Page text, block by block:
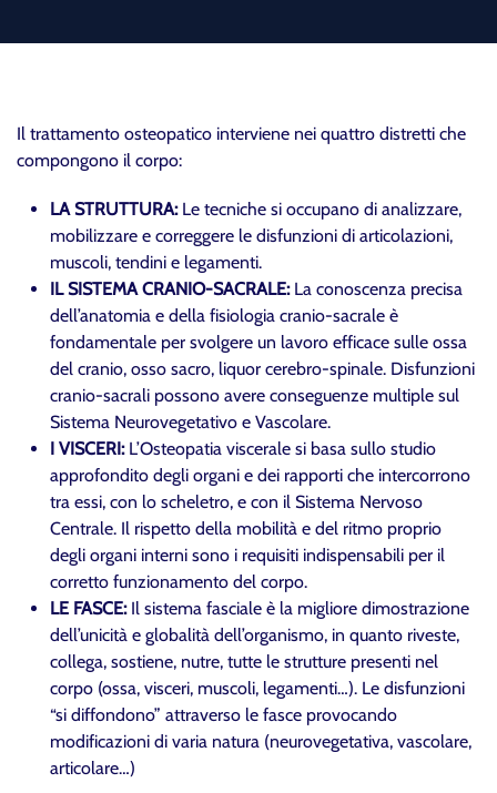
Il trattamento osteopatico interviene nei quattro distretti che
compongono il corpo:
LA STRUTTURA:Le tecniche si occupano di analizzare,
mobilizzare e correggere le disfunzioni di articolazioni,
muscoli, tendini e legamenti.
IL SISTEMA CRANIO-SACRALE:La conoscenza precisa
dell’anatomia e della fisiologia cranio-sacrale è
fondamentale per svolgere un lavoro efficace sulle ossa
del cranio, osso sacro, liquor cerebro-spinale. Disfunzioni
cranio-sacrali possono avere conseguenze multiple sul
Sistema Neurovegetativo e Vascolare.
I VISCERI:L’Osteopatia viscerale si basa sullo studio
approfondito degli organi e dei rapporti che intercorrono
tra essi, con lo scheletro, e con il Sistema Nervoso
Centrale. Il rispetto della mobilità e del ritmo proprio
degli organi interni sono i requisiti indispensabili per il
corretto funzionamento del corpo.
LE FASCE:Il sistema fasciale è la migliore dimostrazione
dell’unicità e globalità dell’organismo, in quanto riveste,
collega, sostiene, nutre, tutte le strutture presenti nel
corpo (ossa, visceri, muscoli, legamenti…). Le disfunzioni
“si diffondono” attraverso le fasce provocando
modificazioni di varia natura (neurovegetativa, vascolare,
articolare…)